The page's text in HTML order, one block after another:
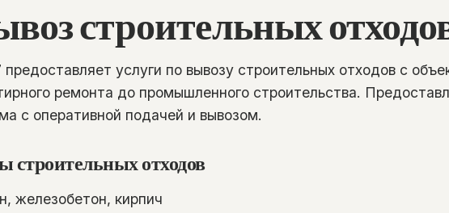
строительных
услуги по вывозу строительных отходов с
ремонта до промышленного строительства.
с оперативной подачей и вывозом.
строительных отходов
железобетон, кирпич